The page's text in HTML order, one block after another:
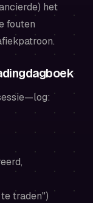
het
fouten
traden")